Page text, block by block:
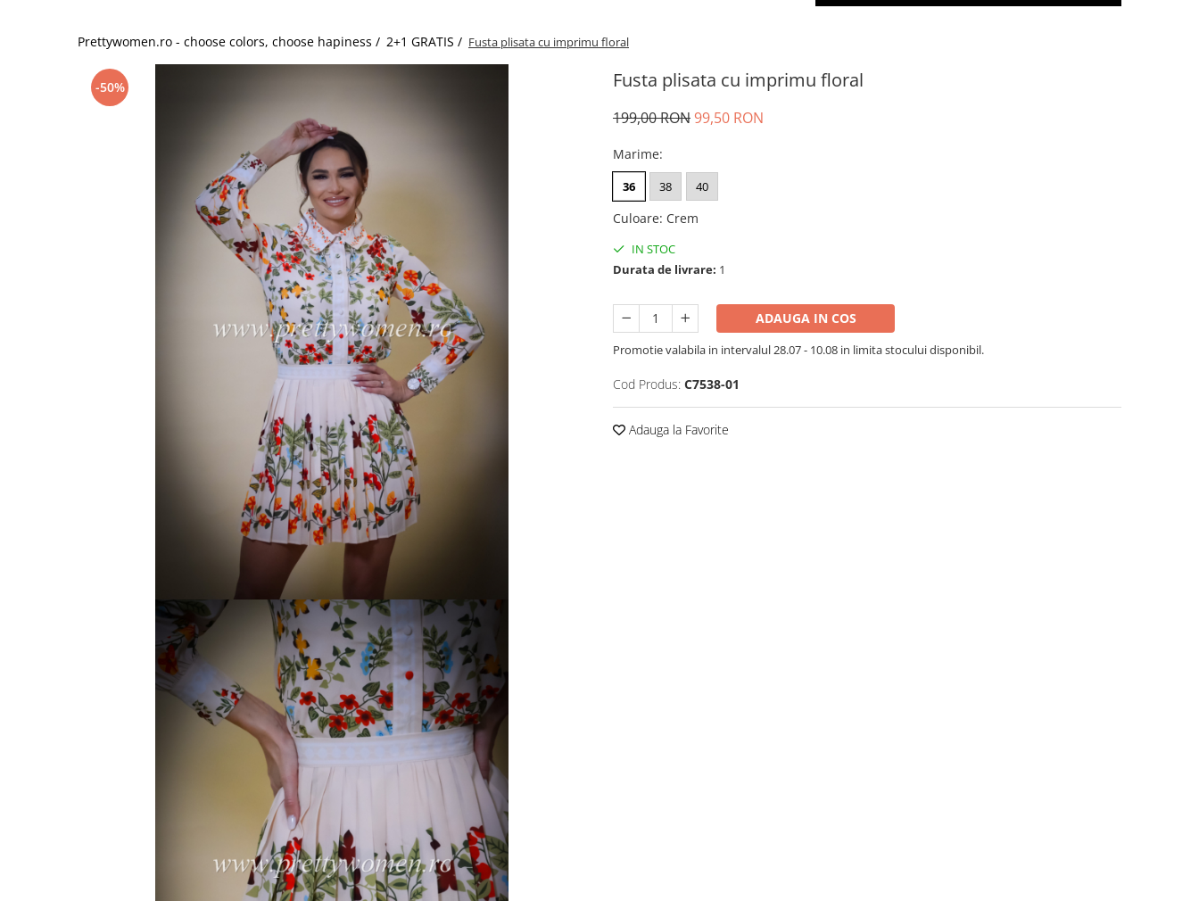
Prettywomen.ro - choose colors, choose hapiness / 2+1 GRATIS / Fusta plisata cu imprimu floral
-50% Fusta plisata cu imprimu floral
199,00 RON99,50 RON
Marime:
36 38 40
Culoare: Crem
IN STOC
Durata de livrare: 1
ADAUGA IN COS
Promotie valabila in intervalul 28.07 - 10.08 in limita stocului disponibil.
Cod Produs: C7538-01
Adauga la Favorite